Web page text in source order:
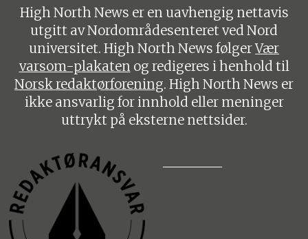
High North News er en uavhengig nettavis
utgitt av Nordområdesenteret ved Nord
universitet. High North News følgerVær
varsom-plakaten og redigeres i henhold til
Norsk redaktørforening. High North News er
ikke ansvarlig for innhold eller meninger
uttrykt på eksterne nettsider.